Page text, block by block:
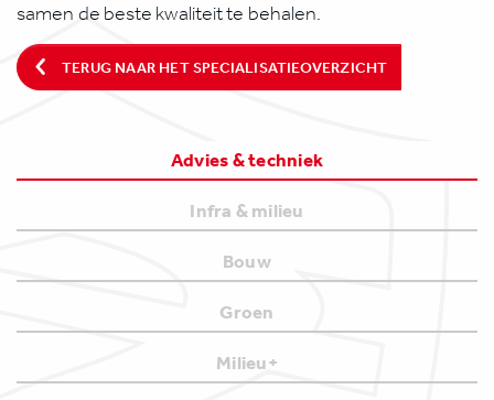
samen de beste kwaliteit te behalen.
TERUG NAAR HET SPECIALISATIEOVERZICHT
Advies & techniek
Infra & milieu
Bouw
Groen
Milieu+